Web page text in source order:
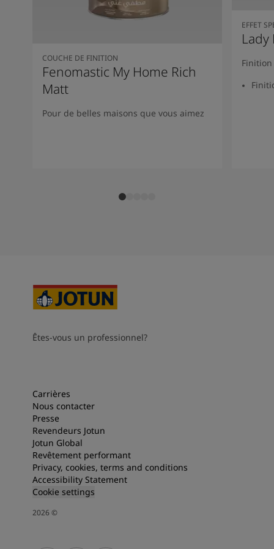
COUCHE DE FINITION
Fenomastic My Home Rich
Matt
Pour de belles maisons que vous aimez
EFFET
Lady
Êtes-vous un professionnel?
Carrières
Nous contacter
Presse
Revendeurs Jotun
Jotun Global
Revêtement performant
Privacy, cookies, terms and conditions
Accessibility Statement
Cookie settings
2026©